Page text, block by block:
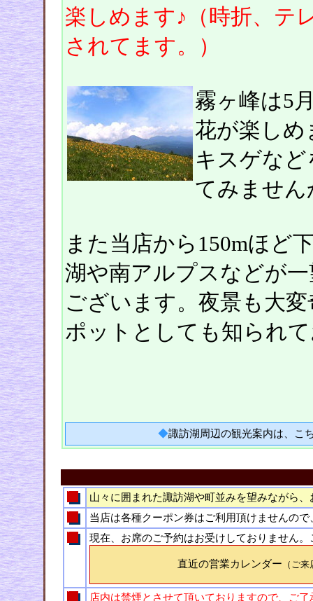
楽しめます♪（時折、テ
されてます。）
霧ヶ峰は5
花が楽し
キスゲな
てみません
また当店から150mほど
湖や南アルプスなどが
ございます。夜景も大
ポットとしても知られ
◆諏訪湖周辺の観光案内は、
山々に囲まれた諏訪湖や町並みを望みながら
当店は各種クーポン券はご利用頂けませんの
現在、お席のご予約はお受けしておりません
直近の営業カレンダー （ご
店内は禁煙とさせて頂いておりますので、ご